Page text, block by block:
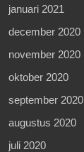
januari 2021
december 2020
november 2020
oktober 2020
september 2020
augustus 2020
juli 2020